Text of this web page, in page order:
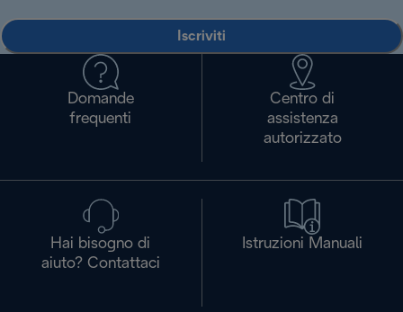
Iscriviti
Domande
frequenti
Centro di
assistenza
autorizzato
Hai bisogno di
aiuto? Contattaci
Istruzioni Manuali